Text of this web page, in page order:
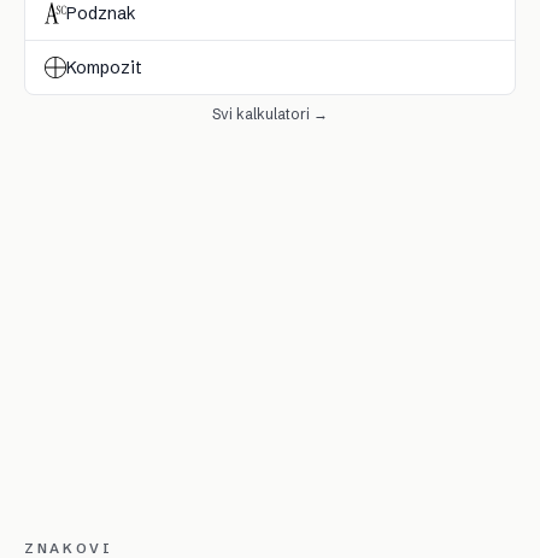
Podznak
Kompozit
Svi kalkulatori →
ZNAKOVI